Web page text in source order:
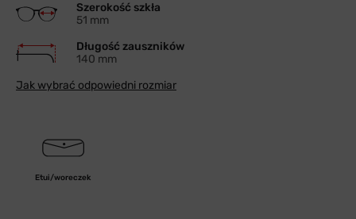
Szerokość szkła
51 mm
Długość zauszników
140 mm
Jak wybrać odpowiedni rozmiar
Etui/woreczek